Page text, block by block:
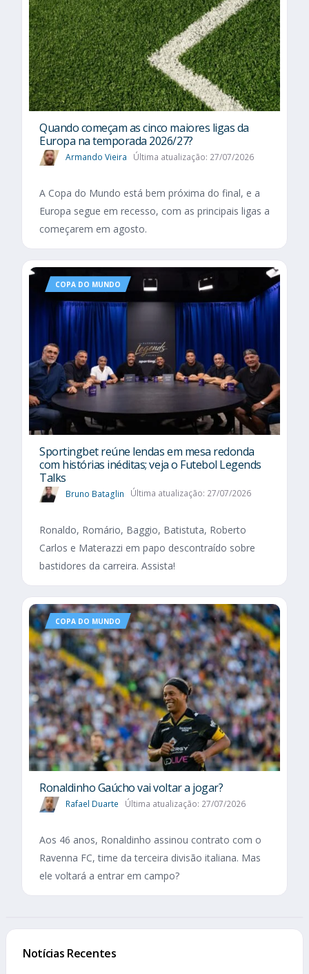
Quando começam as cinco maiores ligas da
Europa na temporada 2026/27?
Armando Vieira Última atualização: 27/07/2026
A Copa do Mundo está bem próxima do final, e a
Europa segue em recesso, com as principais ligas a
começarem em agosto.
COPA DO MUNDO
Sportingbet reúne lendas em mesa redonda
com histórias inéditas; veja o Futebol Legends
Talks
Bruno Bataglin Última atualização: 27/07/2026
Ronaldo, Romário, Baggio, Batistuta, Roberto
Carlos e Materazzi em papo descontraído sobre
bastidores da carreira. Assista!
COPA DO MUNDO
Ronaldinho Gaúcho vai voltar a jogar?
Rafael Duarte Última atualização: 27/07/2026
Aos 46 anos, Ronaldinho assinou contrato com o
Ravenna FC, time da terceira divisão italiana. Mas
ele voltará a entrar em campo?
Notícias Recentes